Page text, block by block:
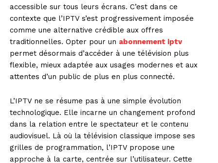
accessible sur tous leurs écrans. C’est dans ce
contexte que l’IPTV s’est progressivement imposée
comme une alternative crédible aux offres
traditionnelles. Opter pour un abonnement iptv
permet désormais d’accéder à une télévision plus
flexible, mieux adaptée aux usages modernes et aux
attentes d’un public de plus en plus connecté.
L’IPTV ne se résume pas à une simple évolution
technologique. Elle incarne un changement profond
dans la relation entre le spectateur et le contenu
audiovisuel. Là où la télévision classique impose ses
grilles de programmation, l’IPTV propose une
approche à la carte, centrée sur l’utilisateur. Cette